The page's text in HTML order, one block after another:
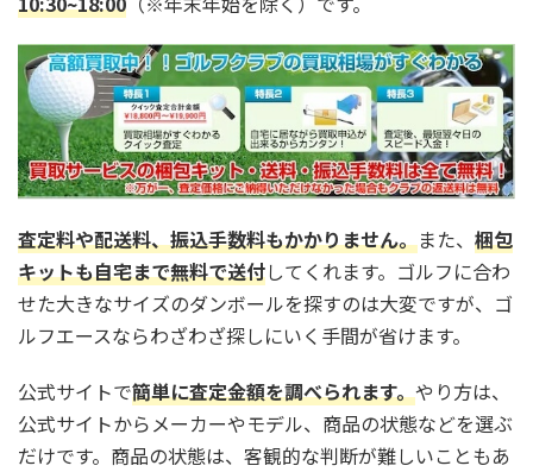
査定料や配送料、振込手数料もかかりません。また、 梱包
キットも自宅まで無料で送付してくれます。ゴルフに合わ
せた大きなサイズのダンボールを探すのは大変ですが、ゴ
ルフエースならわざわざ探しにいく手間が省けます。
公式サイトで簡単に査定金額を調べられます。やり方は、
公式サイトからメーカーやモデル、商品の状態などを選ぶ
だけです。商品の状態は、客観的な判断が難しいこともあ